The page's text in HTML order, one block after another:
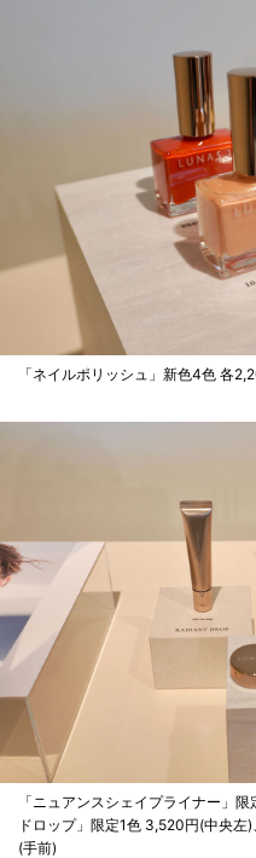
「ネイルポリッシュ」新色4色 各
「ニュアンスシェイプライナー」
ドロップ」限定1色 3,520円(中央
(手前)